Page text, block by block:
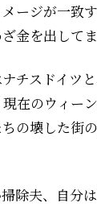
ージが一致
金を出して
チスドイツ
在のウィー
の壊した街
掃除夫、自